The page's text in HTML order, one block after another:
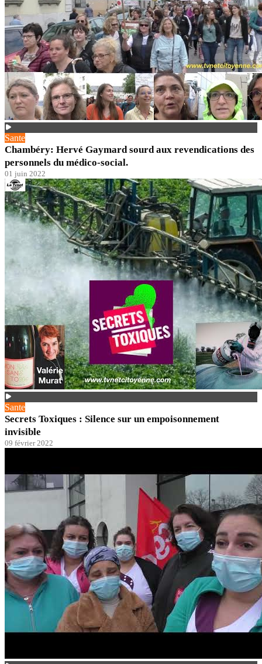
Sante
Chambéry: Hervé Gaymard sourd aux revendications des
personnels du médico-social.
01 juin 2022
Sante
Secrets Toxiques : Silence sur un empoisonnement
invisible
09 février 2022